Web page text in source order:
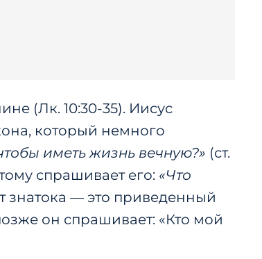
(Лк. 10:30-35). Иисус
который немного
иметь жизнь вечную?» (ст.
спрашивает его: «Что
знатока — это приведенный
он спрашивает: «Кто мой